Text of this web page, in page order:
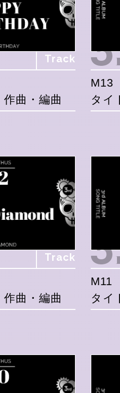
Track
曲・編曲
M13
タイ
Track
曲・編曲
M11
タイ